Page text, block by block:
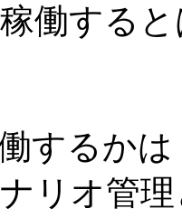
働する
するかは
リオ管